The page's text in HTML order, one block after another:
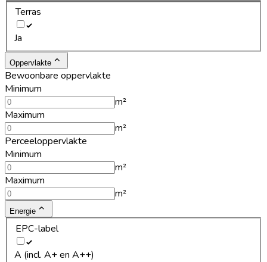
Terras
Ja
Oppervlakte
Bewoonbare oppervlakte
Minimum
m²
Maximum
m²
Perceeloppervlakte
Minimum
m²
Maximum
m²
Energie
EPC-label
A (incl. A+ en A++)